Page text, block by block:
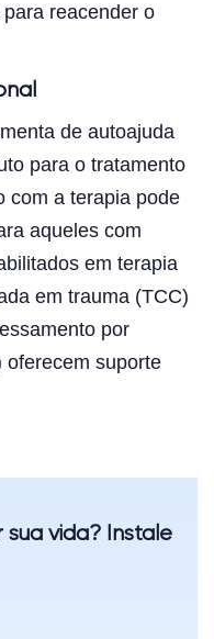
reacender o
de autoajuda
para o tratamento
com a terapia pode
aqueles com
em terapia
em trauma (TCC)
por
oferecem suporte
vida? Instale